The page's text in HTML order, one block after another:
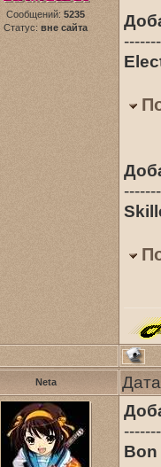
Сообщений: 5235
Статус: вне сайта
Neta
Bon